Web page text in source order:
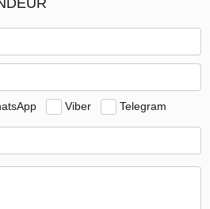
Viber Telegram